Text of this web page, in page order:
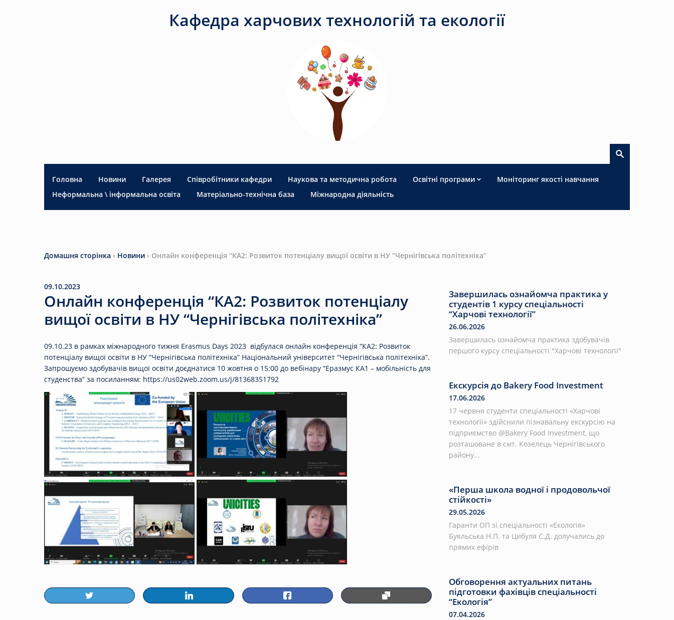
Кафедра харчових технологій та екології
Головна Новини Галерея Співробітники кафедри Наукова та методична робота Освітні програми
Моніторинг якості навчання
Неформальна \ інформальна освіта
Матеріально-технічна база Міжнародна діяльність
Домашня сторінка › Новини › Онлайн конференція “КА2: Розвиток потенціалу вищої освіти в НУ “Чернігівська політехніка”
09.10.2023
Онлайн конференція “КА2: Розвиток потенціалу
вищої освіти в НУ “Чернігівська політехніка”
09.10.23 в рамках міжнародного тижня Erasmus Days 2023 відбулася онлайн конференція “КА2: Розвиток
потенціалу вищої освіти в НУ “Чернігівська політехніка” Національний університет “Чернігівська політехніка”.
Запрошуємо здобувачів вищої освіти доєднатися 10 жовтня о 15:00 до вебінару “Еразмус КА1 – мобільність для
студенства” за посиланням: https://us02web.zoom.us/j/81368351792
Завершилась ознайомча практика у
студентів 1 курсу спеціальності
“Харчові технології”
26.06.2026
Завершилась ознайомча практика здобувачів
першого курсу спеціальності "Харчові технології"
Екскурсія до Bakery Food Investment
17.06.2026
17 червня студенти спеціальності «Харчові
технології» здійснили пізнавальну екскурсію на
підприємство @Bakery Food Investment, що
розташоване в смт. Козелець Чернігівського
району...
«Перша школа водної і продовольчої
стійкості»
29.05.2026
Гаранти ОП зі спеціальності «Екологія»
Буяльська Н.П. та Цибуля С.Д. долучались до
прямих ефірів
Обговорення актуальних питань
підготовки фахівців спеціальності
“Екологія”
07.04.2026